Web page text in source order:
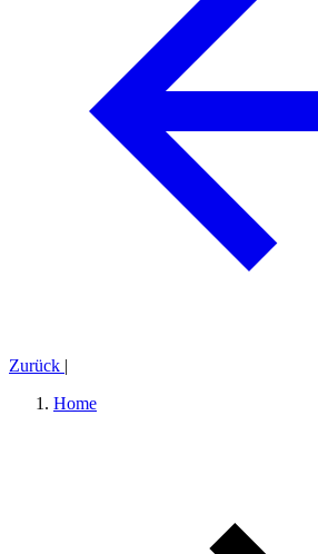
Zurück |
Home